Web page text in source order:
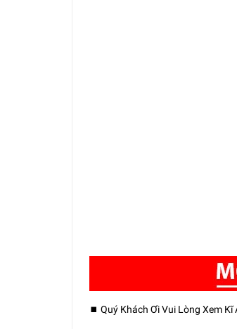
⏹️ Quý Khách Ơi Vui Lòng Xem